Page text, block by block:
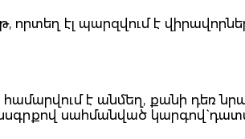
էլ պարզվում է
է անմեղ, քանի դեռ
սահմանված կարգով`